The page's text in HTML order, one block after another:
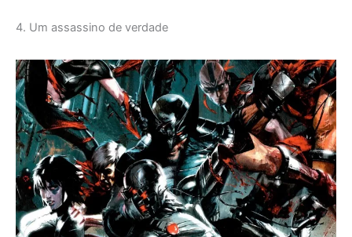
4. Um assassino de verdade